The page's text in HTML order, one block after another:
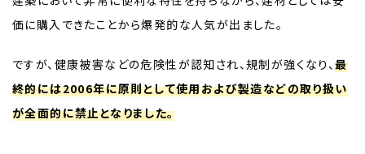
価に購入できたことから爆発的な人気が出ました。
ですが、健康被害などの危険性が認知され、規制が強くなり、最
終的には2006年に原則として使用および製造などの取り扱い
が全面的に禁止となりました。